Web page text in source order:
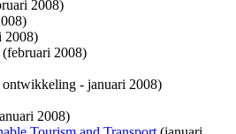
2008)
2008)
(februari 2008)
ontwikkeling - januari 2008)
2008)